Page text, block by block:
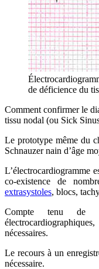
de déficience du
Comment confirmer le
tissu nodal (ou Sick
Le prototype même du
Schnauzer nain d’âge
L’électrocardiogramme
co-existence de
extrasystoles, blocs,
Compte tenu de
nécessaires.
Le recours à un
nécessaire.